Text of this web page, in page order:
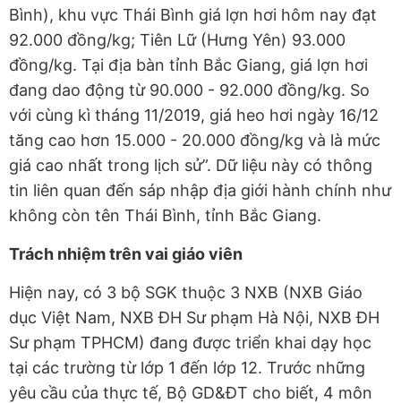
Bình), khu vực Thái Bình giá lợn hơi hôm nay đạt
92.000 đồng/kg; Tiên Lữ (Hưng Yên) 93.000
đồng/kg. Tại địa bàn tỉnh Bắc Giang, giá lợn hơi
đang dao động từ 90.000 - 92.000 đồng/kg. So
với cùng kì tháng 11/2019, giá heo hơi ngày 16/12
tăng cao hơn 15.000 - 20.000 đồng/kg và là mức
giá cao nhất trong lịch sử”. Dữ liệu này có thông
tin liên quan đến sáp nhập địa giới hành chính như
không còn tên Thái Bình, tỉnh Bắc Giang.
Trách nhiệm trên vai giáo viên
Hiện nay, có 3 bộ SGK thuộc 3 NXB (NXB Giáo
dục Việt Nam, NXB ĐH Sư phạm Hà Nội, NXB ĐH
Sư phạm TPHCM) đang được triển khai dạy học
tại các trường từ lớp 1 đến lớp 12. Trước những
yêu cầu của thực tế, Bộ GD&ĐT cho biết, 4 môn